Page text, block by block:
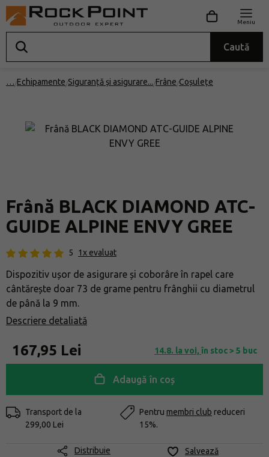
Caută
Meniu
… Echipamente Siguranță și asigurare Frâne Coșulețe
Frână BLACK DIAMOND ATC-
GUIDE ALPINE ENVY GREE
5 1x evaluat
Dispozitiv ușor de asigurare și coborâre în rapel care
cântărește doar 73 de grame pentru frânghii cu diametrul
de până la 9 mm.
Descriere detaliată
167,95 Lei 14.8. la voi, în stoc > 5 buc
Adaugă în coș
Transport de la
299,00 Lei
Pentru membri club reduceri
15%.
Distribuie Salvează